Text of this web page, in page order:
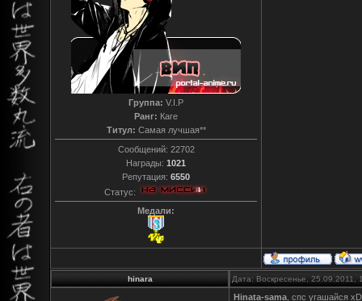
Группа: V.I.P
Ранг: Каге
Титул: Самая лучшая**
Сообщений: 22702
Награды: 1021
Репутация: 6550
Статус:
Медали:
hinara Дата: Воскресенье,
Hinata-sama , спс угашайся хD